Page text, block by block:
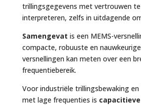
trillingsgegevens met vertrouwen
interpreteren, zelfs in uitdagende
Samengevat is een MEMS-
compacte, robuuste en
versnellingen kan meten over een
frequentiebereik.
Voor industriële trillingsbewaking
met lage frequenties is capacitieve